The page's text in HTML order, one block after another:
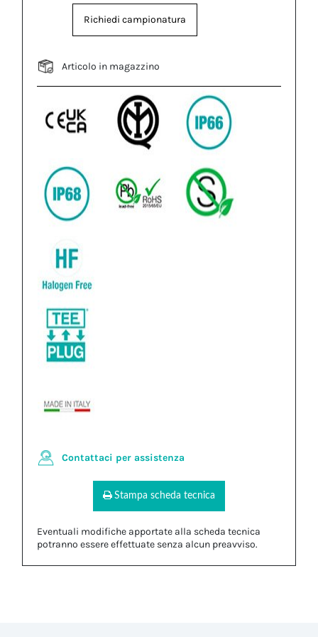
Richiedi campionatura
Articolo in magazzino
Contattaci per assistenza
Stampa scheda tecnica
Eventuali modifiche apportate alla scheda tecnica
potranno essere effettuate senza alcun preavviso.